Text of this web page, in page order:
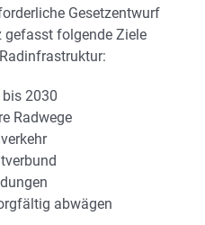
Gesetzentwurf
gefasst folgende Ziele
bis 2030
Radwege
abwägen